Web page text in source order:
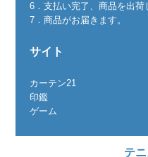
6．支払い完了、商品を出荷
7．商品がお届きます。
サイト
カーテン21
印鑑
ゲーム
テ